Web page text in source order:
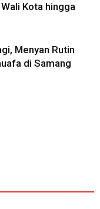
Kota hingga
Menyan Rutin
di Samang